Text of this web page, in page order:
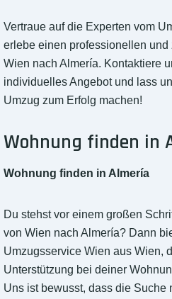
Vertraue auf die Experten vom
erlebe einen professionellen
Wien nach Almería. Kontaktiere
individuelles Angebot und lass
Umzug zum Erfolg machen!
Wohnung finden in
Wohnung finden in Almería
Du stehst vor einem großen
von Wien nach Almería? Dann
Umzugsservice Wien aus Wien,
Unterstützung bei deiner
Uns ist bewusst, dass die Suche